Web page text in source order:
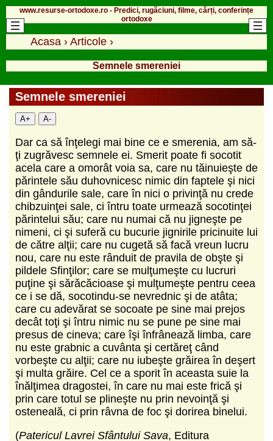
www.resurse-ortodoxe.ro - Predici, rugăciuni, filme, cărți, conferințe
ortodoxe
Acasa › Articole ›
Semnele smereniei
Semnele smereniei
A+ A-
Dar ca să înţelegi mai bine ce e smerenia, am să-
ţi zugrăvesc semnele ei. Smerit poate fi socotit
acela care a omorât voia sa, care nu tăinuieşte de
părintele său duhovnicesc nimic din faptele şi nici
din gândurile sale, care în nici o privinţă nu crede
chibzuinţei sale, ci întru toate urmează socotinţei
părintelui său; care nu numai că nu jigneşte pe
nimeni, ci şi suferă cu bucurie jignirile pricinuite lui
de către alţii; care nu cugetă să facă vreun lucru
nou, care nu este rânduit de pravila de obşte şi
pildele Sfinţilor; care se mulţumeşte cu lucruri
puţine şi sărăcăcioase şi mulţumeşte pentru ceea
ce i se dă, socotindu-se nevrednic şi de atâta;
care cu adevărat se socoate pe sine mai prejos
decât toţi şi întru nimic nu se pune pe sine mai
presus de cineva; care îşi înfrânează limba, care
nu este grabnic a cuvânta şi certăreţ când
vorbeşte cu alţii; care nu iubeşte grăirea în deşert
şi multa grăire. Cel ce a sporit în aceasta suie la
înălţimea dragostei, în care nu mai este frică şi
prin care totul se plineşte nu prin nevoinţă şi
osteneală, ci prin râvna de foc şi dorirea binelui.
(Patericul Lavrei Sfântului Sava, Editura